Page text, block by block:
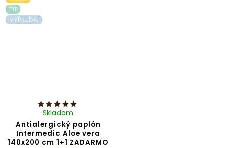
TIP
VÝPREDAJ
Antialergický paplón
Intermedic Aloe vera
140x200 cm 1+1 ZADARMO
Skladom